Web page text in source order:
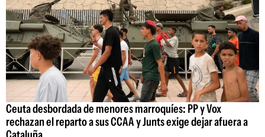
Ceuta desbordada de menores marroquíes: PP y Vox
rechazan el reparto a sus CCAA y Junts exige dejar afuera a